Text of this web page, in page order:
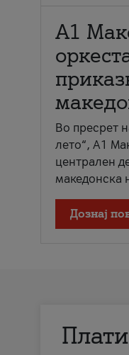
А1
Во пресрет
лето“, А1
централен
македонска
Дознај